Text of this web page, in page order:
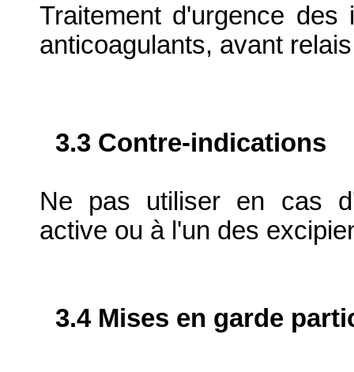
Traitement d'urgence des
anticoagulants, avant
3.3 Contre-indications
Ne pas utiliser en cas
active ou à l'un des
3.4 Mises en garde